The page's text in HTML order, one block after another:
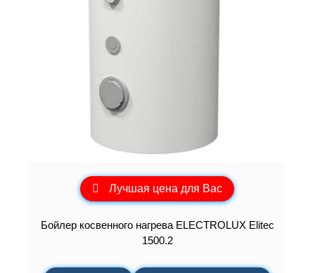
Лучшая цена для Вас
Бойлер косвенного нагрева ELECTROLUX Elitec
1500.2